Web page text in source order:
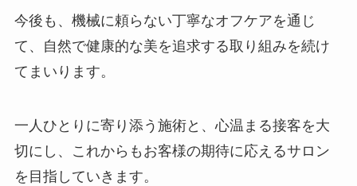
今後も、機械に頼らない丁寧なオフケアを通じ
て、自然で健康的な美を追求する取り組みを続け
てまいります。
一人ひとりに寄り添う施術と、心温まる接客を大
切にし、これからもお客様の期待に応えるサロン
を目指していきます。